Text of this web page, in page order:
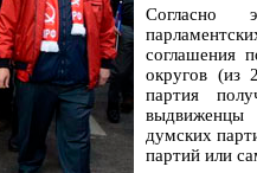
Согласно
соглашения
округов (из
партия
выдвиженцы
думских
партий или